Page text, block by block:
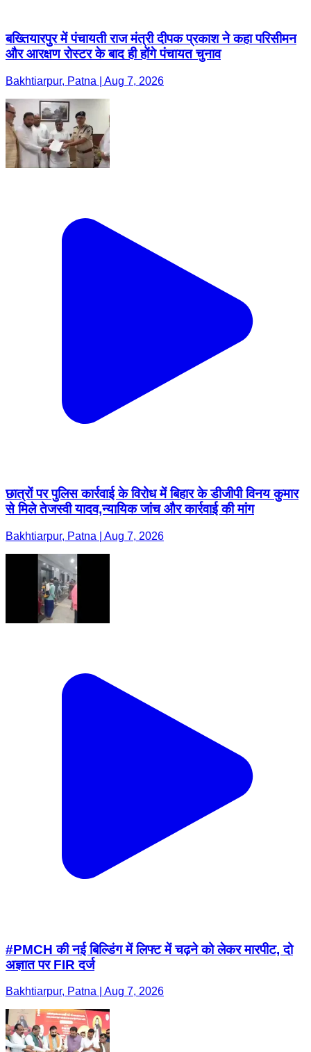
बख्तियारपुर में पंचायती राज मंत्री दीपक प्रकाश ने कहा परिसीमन
और आरक्षण रोस्टर के बाद ही होंगे पंचायत चुनाव
Bakhtiarpur, Patna | Aug 7, 2026
छात्रों पर पुलिस कार्रवाई के विरोध में बिहार के डीजीपी विनय कुमार
से मिले तेजस्वी यादव,न्यायिक जांच और कार्रवाई की मांग
Bakhtiarpur, Patna | Aug 7, 2026
#PMCH की नई बिल्डिंग में लिफ्ट में चढ़ने को लेकर मारपीट, दो
अज्ञात पर FIR दर्ज
Bakhtiarpur, Patna | Aug 7, 2026